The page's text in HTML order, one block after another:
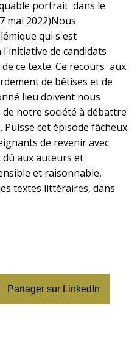
portrait dans le
mai 2022)Nous
qui s'est
de candidats
ce texte. Ce recours aux
de bêtises et de
lieu doivent nous
notre société à débattre
cet épisode fâcheux
de revenir avec
aux auteurs et
et raisonnable,
textes littéraires, dans
Partager sur LinkedIn